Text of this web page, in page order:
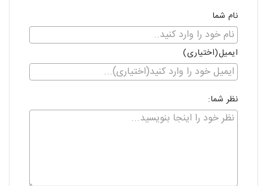
نام شما
ایمیل(اختیاری)
نظر شما: